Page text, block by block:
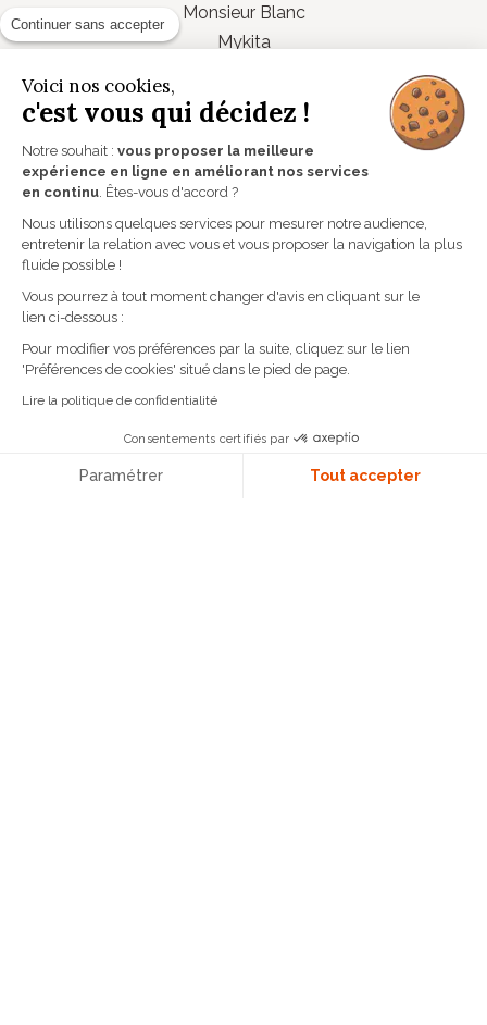
Monsieur Blanc
Mykita
Ross & Brown
Starck
Talla
NOS UNIVERS
Verres correcteurs
Audioprothèses
Basse vision
NAVIGATION RAPIDE
Continuer sans accepter
Voici nos cookies,
c'est vous qui décidez !
Notre souhait : vous proposer la meilleure
expérience en ligne en améliorant nos services
en continu . Êtes-vous d'accord ?
Nous utilisons quelques services pour mesurer notre audience,
entretenir la relation avec vous et vous proposer la navigation la plus
fluide possible !
Vous pourrez à tout moment changer d'avis en cliquant sur le
lien ci-dessous :
Pour modifier vos préférences par la suite, cliquez sur le lien
'Préférences de cookies' situé dans le pied de page.
Lire la politique de confidentialité
Consentements certifiés par
Paramétrer Tout accepter